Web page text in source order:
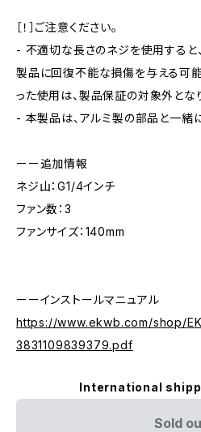
［！］ご注意ください。
- 不適切な長さのネジを使用すると
製品に回復不能な損傷を与える可
った使用は、製品保証の対象外とな
- 本製品は、アルミ製の部品と一緒
ーー追加情報
ネジ山：G1/4インチ
ファン数：3
ファンサイズ：140mm
ーーインストールマニュアル
https://www.ekwb.com/shop/
3831109839379.pdf
International
Sold